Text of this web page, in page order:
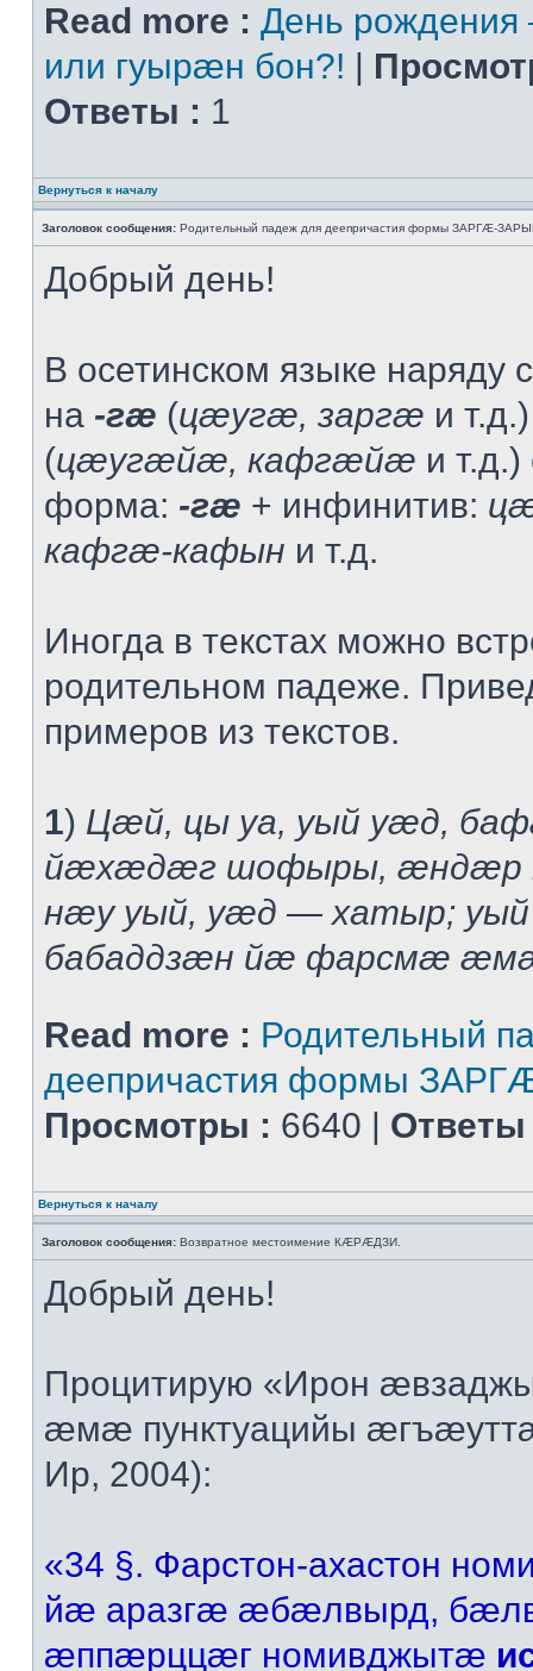
Read more : День
или гуырæн бон?! |
Ответы : 1
Вернуться к началу
Заголовок сообщения: Родительный падеж для деепричастия формы ЗАРГÆ-
Добрый день!
В осетинском языке наряду
на -гæ (цæугæ, заргæ и
(цæугæйæ, кафгæйæ и
форма: -гæ + инфинитив:
кафгæ-кафын и т.д.
Иногда в текстах можно
родительном падеже.
примеров из текстов.
1) Цæй, цы уа, уый уæд,
йæхæдæг шофыры, æндæр
нæу уый, уæд — хатыр;
бабаддзæн йæ фарсмæ
Read more : Родительный
деепричастия формы
Просмотры : 6640 | Ответы
Вернуться к началу
Заголовок сообщения: Возвратное местоимение КÆРÆДЗИ.
Добрый день!
Процитирую «Ирон
æмæ пунктуацийы
Ир, 2004):
«34 §. Фарстон-ахастон
йæ аразгæ æбæлвырд,
æппæрццæг номивджытæ